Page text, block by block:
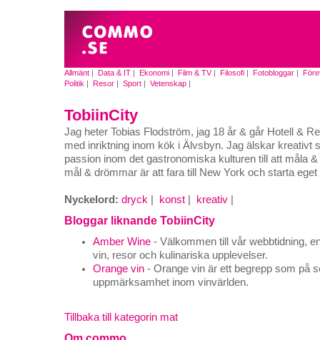
Allmänt | Data & IT | Ekonomi | Film & TV| Filosofi | Fotobloggar |
Politik | Resor | Sport | Vetenskap |
TobiinCity
Jag heter Tobias Flodström, jag 18 år & går Hotell &
med inriktning inom kök i Älvsbyn. Jag älskar kreativt
passion inom det gastronomiska kulturen till att måla
mål & drömmar är att fara till New York och starta eget
Nyckelord: dryck konst kreativ
Bloggar liknande TobiinCity
Amber Wine - Välkommen till vår webbtidning,
vin, resor och kulinariska upplevelser.
Orange vin - Orange vin är ett begrepp som på
uppmärksamhet inom vinvärlden.
Tillbaka till kategorin mat